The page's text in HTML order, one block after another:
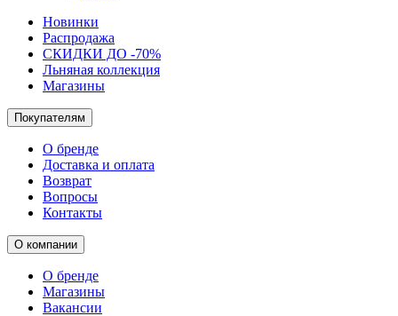
Новинки
Распродажа
СКИДКИ ДО -70%
Льняная коллекция
Магазины
Покупателям
О бренде
Доставка и оплата
Возврат
Вопросы
Контакты
О компании
О бренде
Магазины
Вакансии